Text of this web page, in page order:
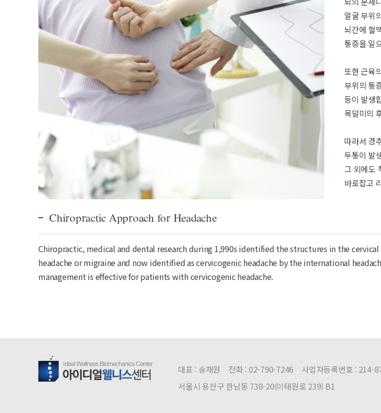
얼굴 부위
뇌간에 혈
통증을 일
또한 근육
부위의 통
등이 발생
목덜미의
따라서 경
두통이 발
그 외에도
바로잡고
Chiropractic Approach for Headache
Chiropractic, medical and dental research during 1,990s identified the structures in the
headache or migraine and now identified as cervicogenic headache by the international
management is effective for patients with cervicogenic headache.
대표 : 송채원 전화 :02-790-7246 사업자등록번호 : 214-
서울시 용산구 한남동 738-20(이태원로 239) B1